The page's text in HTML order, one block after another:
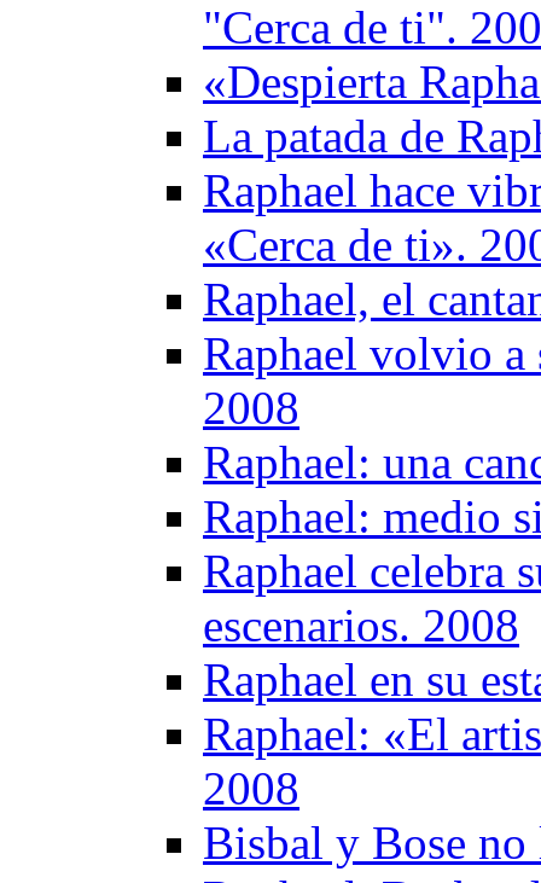
"Cerca de ti".
«Despierta
La patada de
Raphael hace
«Cerca de ti».
Raphael, el
Raphael volvio a
2008
Raphael: una
Raphael: medio
Raphael celebra
escenarios. 2008
Raphael en su
Raphael: «El
2008
Bisbal y Bose